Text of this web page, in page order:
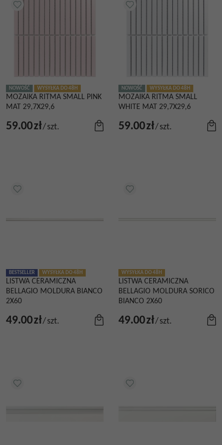
NOWOŚĆ WYSYŁKA DO 48H
MOZAIKA RITMA SMALL PINK
MAT 29,7X29,6
59.00zł/szt.
NOWOŚĆ WYSYŁKA DO 48H
MOZAIKA RITMA SMALL
WHITE MAT 29,7X29,6
59.00zł/szt.
BESTSELLER WYSYŁKA DO 48H
LISTWA CERAMICZNA
BELLAGIO MOLDURA BIANCO
2X60
49.00zł/szt.
WYSYŁKA DO 48H
LISTWA CERAMICZNA
BELLAGIO MOLDURA SORICO
BIANCO 2X60
49.00zł/szt.